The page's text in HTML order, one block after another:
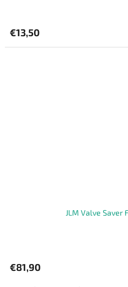
produktu
je
5,0
€13,50
JLM Valve Saver
produktu
je
€81,90